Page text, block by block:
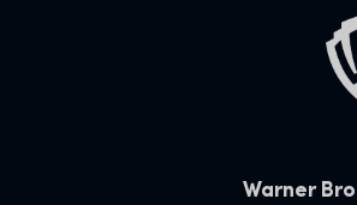
Warner